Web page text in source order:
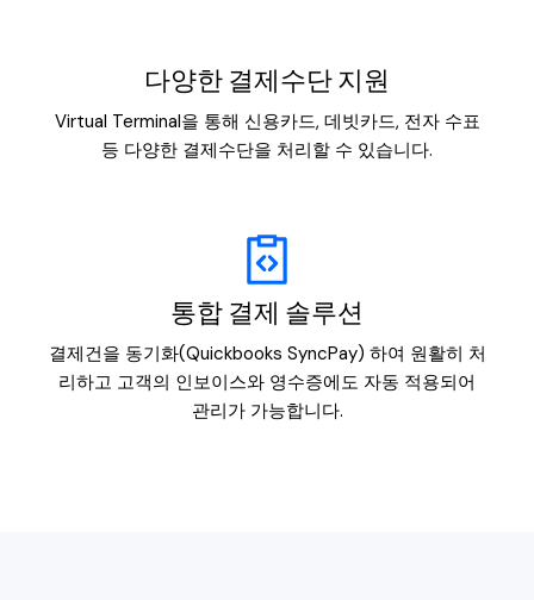
다양한 결제수단 지원
Virtual Terminal을 통해 신용카드, 데빗카드, 전자 수표
등 다양한 결제수단을 처리할 수 있습니다.
통합 결제 솔루션
결제건을 동기화(Quickbooks SyncPay) 하여 원활히 처
리하고 고객의 인보이스와 영수증에도 자동 적용되어
관리가 가능합니다.